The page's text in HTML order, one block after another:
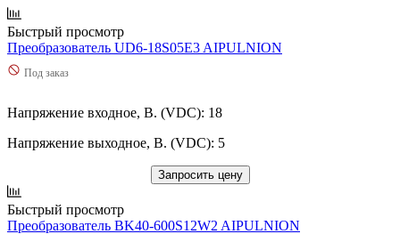
Быстрый просмотр
Преобразователь UD6-18S05E3 AIPULNION
Под заказ
Напряжение входное, В. (VDC): 18
Напряжение выходное, В. (VDC): 5
Запросить цену
Быстрый просмотр
Преобразователь BK40-600S12W2 AIPULNION